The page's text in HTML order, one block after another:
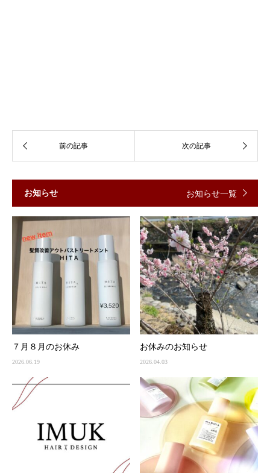
お知らせ お知らせ一覧
７月８月のお休み
2026.06.19
お休みのお知らせ
2026.04.03